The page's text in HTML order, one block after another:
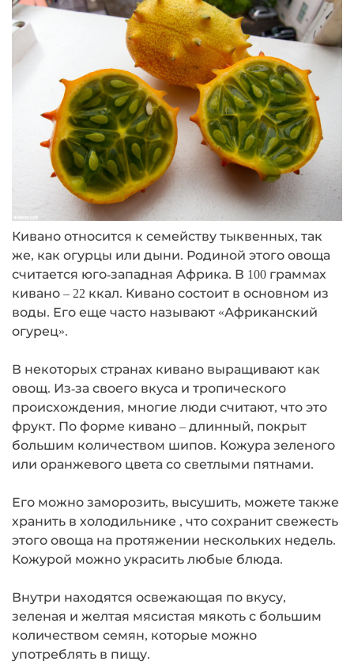
Кивано относится к семейству тыквенных, так
же, как огурцы или дыни. Родиной этого овоща
считается юго-западная Африка. В 100 граммах
кивано – 22 ккал. Кивано состоит в основном из
воды. Его еще часто называют «Африканский
огурец».
В некоторых странах кивано выращивают как
овощ. Из-за своего вкуса и тропического
происхождения, многие люди считают, что это
фрукт. По форме кивано – длинный, покрыт
большим количеством шипов. Кожура зеленого
или оранжевого цвета со светлыми пятнами.
Его можно заморозить, высушить, можете также
хранить в холодильнике , что сохранит свежесть
этого овоща на протяжении нескольких недель.
Кожурой можно украсить любые блюда.
Внутри находятся освежающая по вкусу,
зеленая и желтая мясистая мякоть с большим
количеством семян, которые можно
употреблять в пищу.